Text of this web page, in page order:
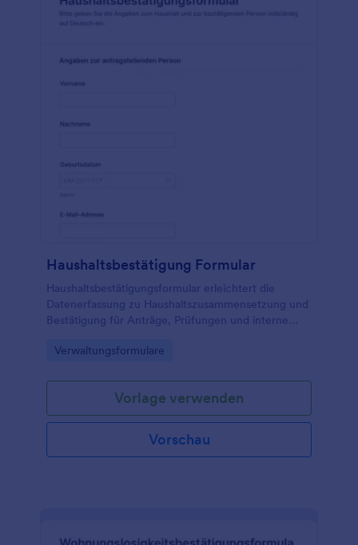
Haushaltsbestätigung Formular
Haushaltsbestätigungsformular erleichtert die
Datenerfassung zu Haushaltszusammensetzung und
Bestätigung für Anträge, Prüfungen und interne
Wohnungs- und Sozialbereichen.
Go to Category:
Verwaltungsformulare
Vorlage verwenden
Vorschau